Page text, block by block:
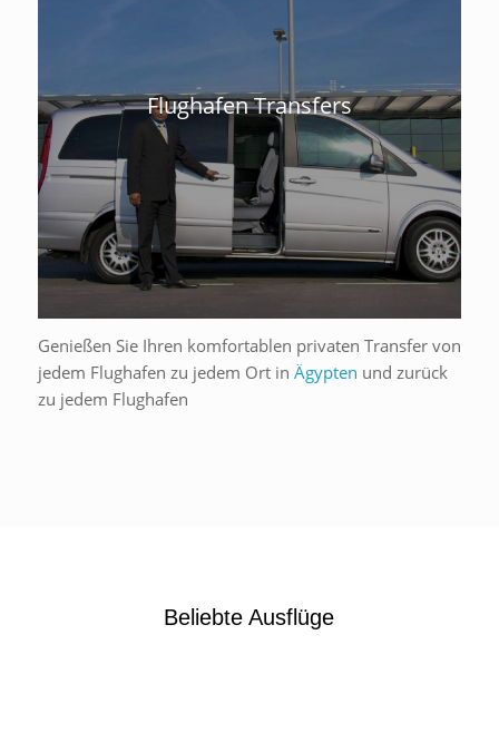
Flughafen Transfers
Genießen Sie Ihren komfortablen privaten Transfer von
jedem Flughafen zu jedem Ort in Ägypten und zurück
zu jedem Flughafen
Beliebte Ausflüge